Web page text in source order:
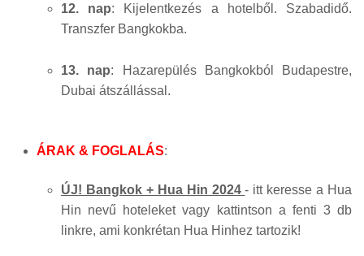
12. nap: Kijelentkezés a hotelből. Szabadidő.
Transzfer Bangkokba.
13. nap: Hazarepülés Bangkokból Budapestre,
Dubai átszállással.
ÁRAK & FOGLALÁS:
ÚJ! Bangkok + Hua Hin 2024- itt keresse a Hua
Hin nevű hoteleket vagy kattintson a fenti 3 db
linkre, ami konkrétan Hua Hinhez tartozik!